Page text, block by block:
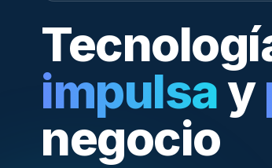
impulsay
negocio